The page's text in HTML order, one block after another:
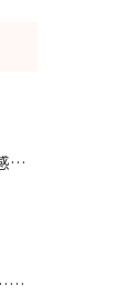
【第13期のご挨拶】感謝を力に、さらなる挑戦の一年へ
【退院まであと数日…】老人ホーム探しを急ぐケースで大切なこと...